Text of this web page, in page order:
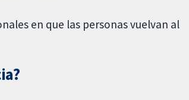
en que las personas vuelvan al